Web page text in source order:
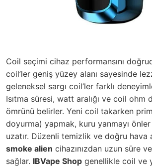
Coil seçimi cihaz performansını
coil’ler geniş yüzey alanı sayesinde
geleneksel sargı coil’ler farklı
Isıtma süresi, watt aralığı ve coil ohm
ömrünü belirler. Yeni coil takarken
doyurma) yapmak, kuru yanmayı
uzatır. Düzenli temizlik ve doğru hava
smoke alien cihazınızdan uzun süre
sağlar. IBVape Shop genellikle coil ve